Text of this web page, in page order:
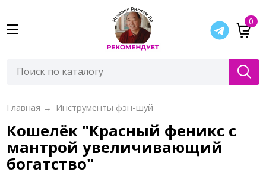
0
Главная → Инструменты фэн-шуй
Кошелёк "Красный феникс с
мантрой увеличивающий
богатство"